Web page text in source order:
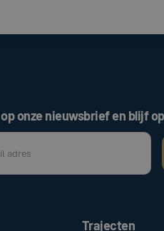
onze nieuwsbrief en blijf
Trajecten